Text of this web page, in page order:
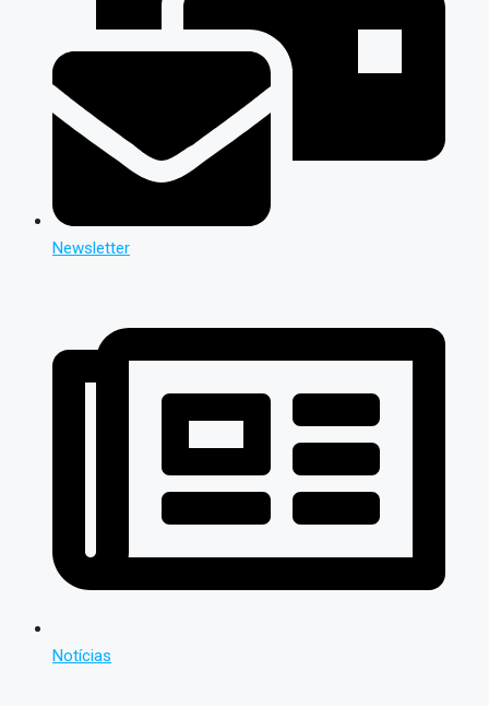
Newsletter
Notícias